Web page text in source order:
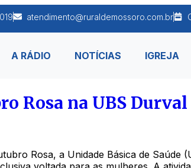
atendimento@ruraldemossoro.com.br
A RÁDIO NOTÍCIAS IGREJA
Rosa na UBS
Rosa, a Unidade Básica de